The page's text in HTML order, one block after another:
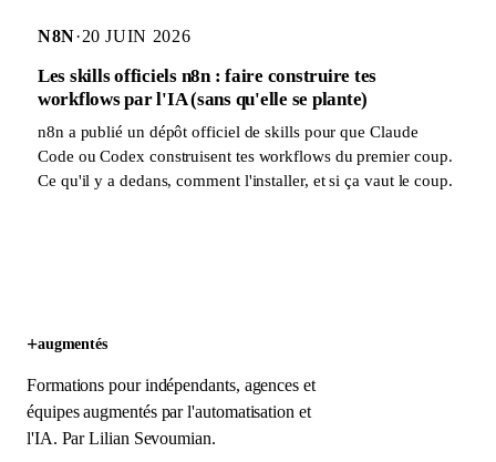
N8N·20 JUIN 2026
Les skills officiels n8n : faire construire tes
workflows par l'IA (sans qu'elle se plante)
n8n a publié un dépôt officiel de skills pour que Claude
Code ou Codex construisent tes workflows du premier coup.
Ce qu'il y a dedans, comment l'installer, et si ça vaut le coup.
+augmentés
Formations pour indépendants, agences et
équipes augmentés par l'automatisation et
l'IA. ParLilian Sevoumian.